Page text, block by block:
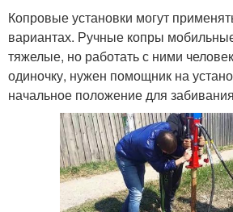
Копровые установки могут
вариантах. Ручные копры
тяжелые, но работать с ними
одиночку, нужен помощник на
начальное положение для